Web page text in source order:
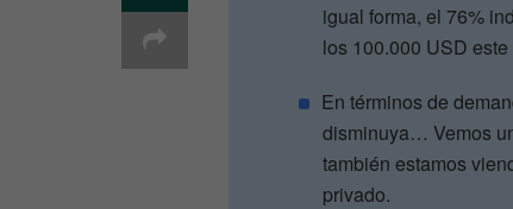
igual forma, el 76%
los 100.000 USD este
En términos de
disminuya… Vemos
también estamos
privado.